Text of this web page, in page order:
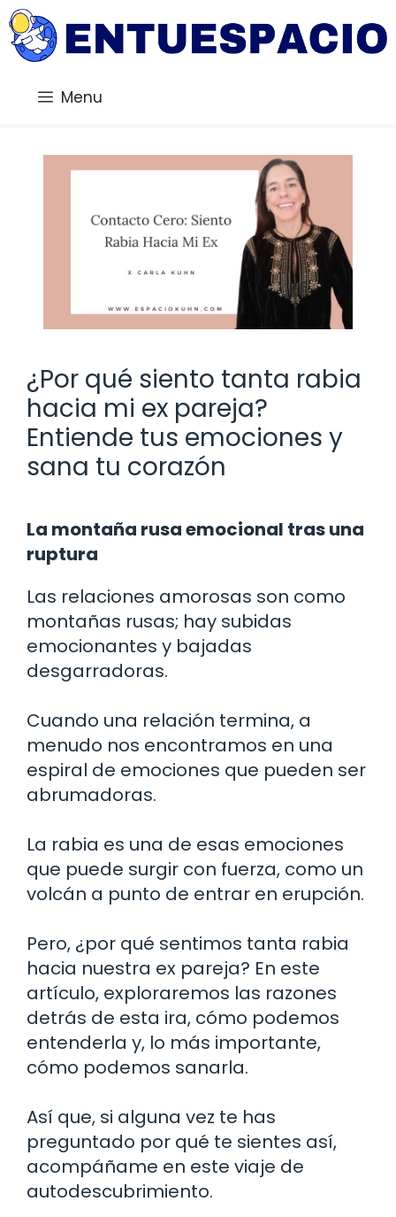
Saltar
al
contenido
Menu
¿Por qué siento tanta rabia
hacia mi ex pareja?
Entiende tus emociones y
sana tu corazón
La montaña rusa emocional tras una
ruptura
Las relaciones amorosas son como
montañas rusas; hay subidas
emocionantes y bajadas
desgarradoras.
Cuando una relación termina, a
menudo nos encontramos en una
espiral de emociones que pueden ser
abrumadoras.
La rabia es una de esas emociones
que puede surgir con fuerza, como un
volcán a punto de entrar en erupción.
Pero, ¿por qué sentimos tanta rabia
hacia nuestra ex pareja? En este
artículo, exploraremos las razones
detrás de esta ira, cómo podemos
entenderla y, lo más importante,
cómo podemos sanarla.
Así que, si alguna vez te has
preguntado por qué te sientes así,
acompáñame en este viaje de
autodescubrimiento.